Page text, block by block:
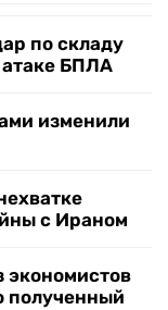
по складу
атаке БПЛА
изменили
с Ираном
экономистов
полученный